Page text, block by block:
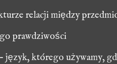
relacji między
prawdziwości
którego używamy,